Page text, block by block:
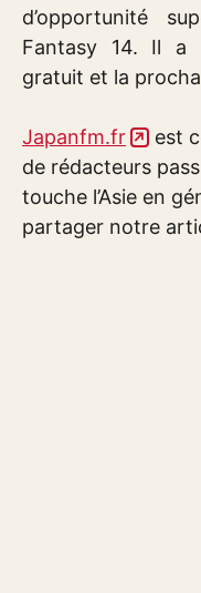
d’opportunité
Fantasy 14. Il a
gratuit et la
Japanfm.fr
est
de rédacteurs
touche l’Asie en
partager notre